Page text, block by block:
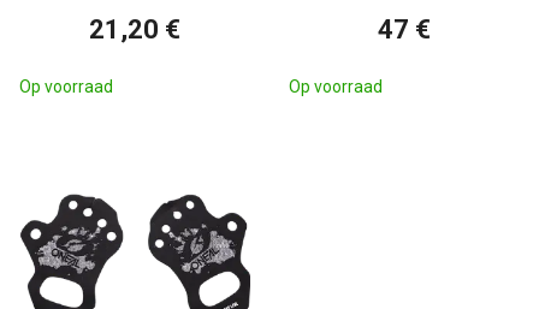
21,20 €
Op voorraad
47 €
Op voorraad